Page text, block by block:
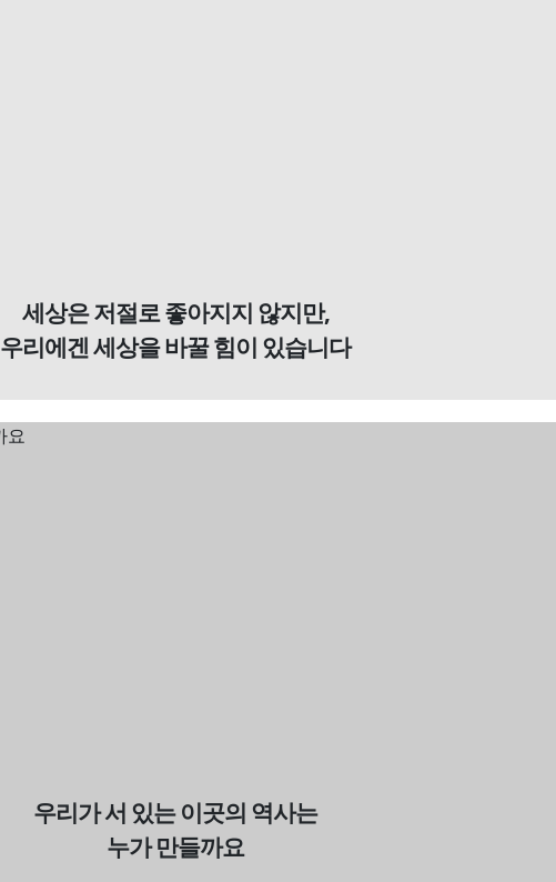
세상은 저절로 좋아지지 않지만,
우리에겐 세상을 바꿀 힘이 있습니다
우리가 서 있는 이곳의 역사는
누가 만들까요